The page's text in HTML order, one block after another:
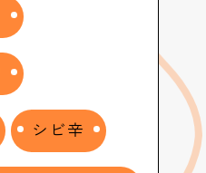
シビ辛